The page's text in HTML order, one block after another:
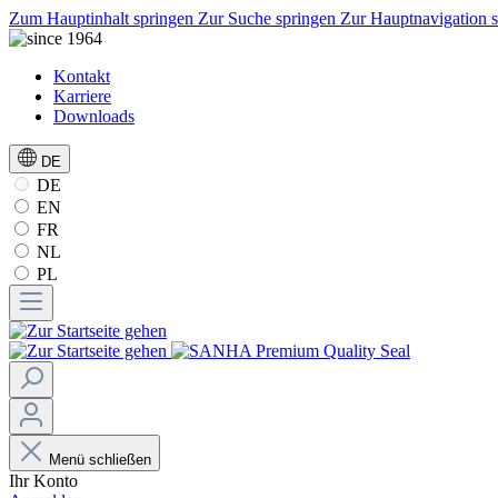
Zum Hauptinhalt springen Zur Suche springen Zur Hauptnavigation
Kontakt
Karriere
Downloads
DE
DE
EN
FR
NL
PL
Menü schließen
Ihr Konto